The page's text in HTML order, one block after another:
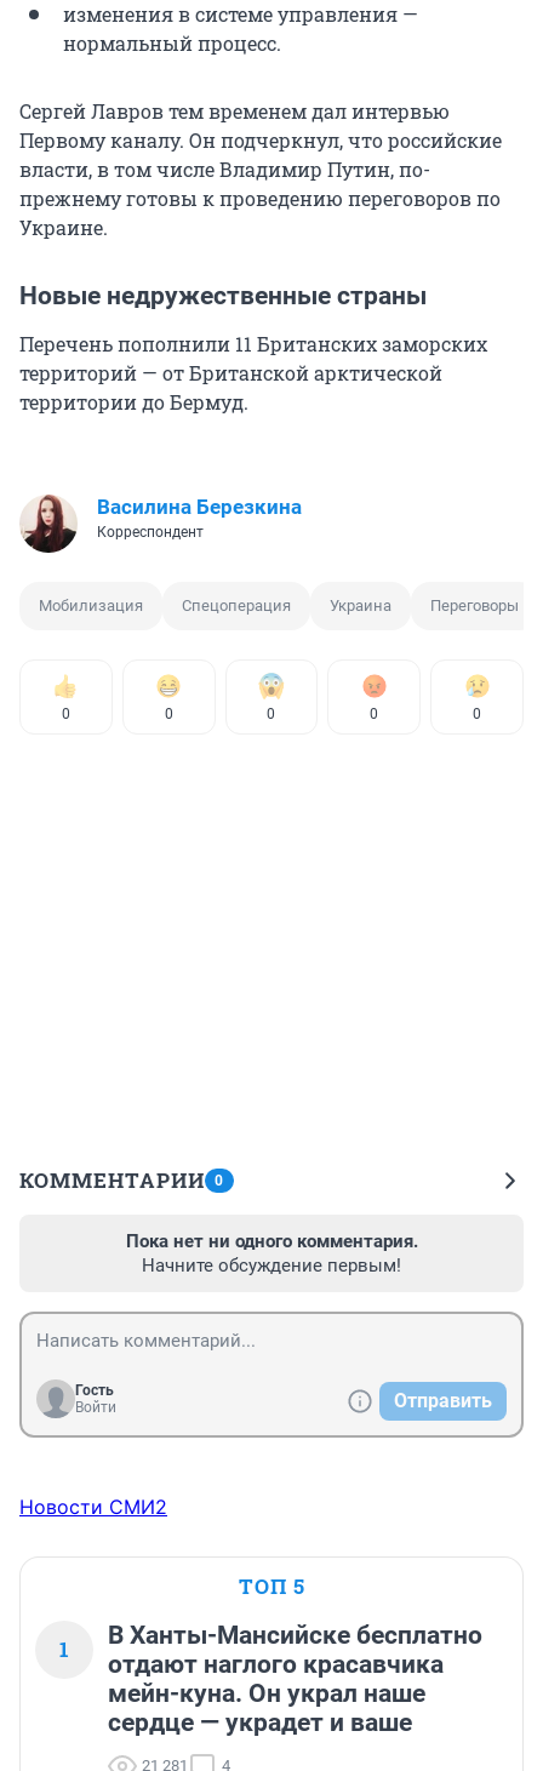
изменения в системе управления —
нормальный процесс.
Сергей Лавров тем временем дал интервью
Первому каналу. Он подчеркнул, что российские
власти, в том числе Владимир Путин, по-
прежнему готовы к проведению переговоров по
Украине.
Новые недружественные страны
Перечень пополнили 11 Британских заморских
территорий — от Британской арктической
территории до Бермуд.
Василина Березкина
Корреспондент
Мобилизация Спецоперация Украина Переговоры
0 0 0 0 0
КОММЕНТАРИИ 0
Пока нет ни одного комментария.
Начните обсуждение первым!
Гость
Войти
Отправить
Новости СМИ2
ТОП 5
1
В Ханты-Мансийске бесплатно
отдают наглого красавчика
мейн-куна. Он украл наше
сердце — украдет и ваше
21 281 4